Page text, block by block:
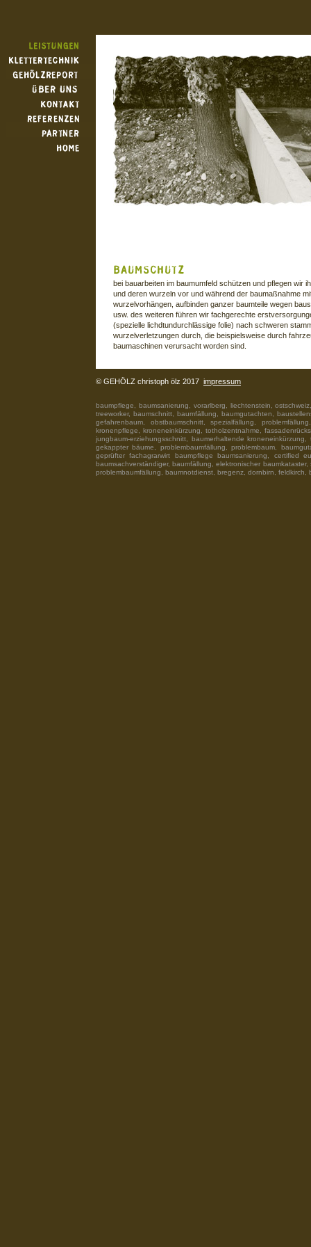
bei bauarbeiten im baumumfeld schützen und pflegen wir
und deren wurzeln vor und während der baumaßnahme
wurzelvorhängen, aufbinden ganzer baumteile wegen
usw. des weiteren führen wir fachgerechte
(spezielle lichdtundurchlässige folie) nach schweren
wurzelverletzungen durch, die beispielsweise durch
baumaschinen verursacht worden sind.
© GEHÖLZ christoph ölz 2017 impressum
baumpflege, baumsanierung, vorarlberg, liechtenstein,
treeworker, baumschnitt, baumfällung, baumgutachten,
gefahrenbaum, obstbaumschnitt, spezialfällung,
kronenpflege, kroneneinkürzung, totholzentnahme,
jungbaum-erziehungsschnitt, baumerhaltende
gekappter bäume, problembaumfällung, problembaum,
geprüfter fachagrarwirt baumpflege baumsanierung, certified
baumsachverständiger, baumfällung, elektronischer
problembaumfällung, baumnotdienst, bregenz, dornbirn, feldkirch,